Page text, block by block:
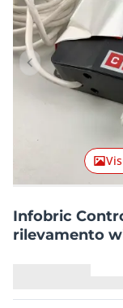
Articolo
Infobric
rilevamento